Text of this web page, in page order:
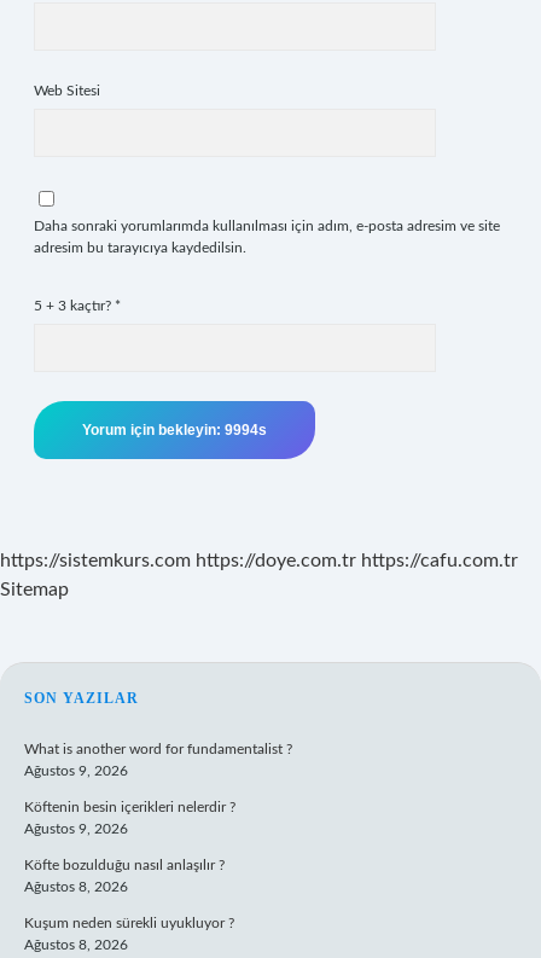
Web Sitesi
Daha sonraki yorumlarımda kullanılması için adım, e-posta adresim ve site
adresim bu tarayıcıya kaydedilsin.
5 + 3 kaçtır? *
https://sistemkurs.com https://doye.com.tr https://cafu.com.tr
Sitemap
SIDEBAR
SON YAZILAR
What is another word for fundamentalist ?
Ağustos 9, 2026
Köftenin besin içerikleri nelerdir ?
Ağustos 9, 2026
Köfte bozulduğu nasıl anlaşılır ?
Ağustos 8, 2026
Kuşum neden sürekli uyukluyor ?
Ağustos 8, 2026